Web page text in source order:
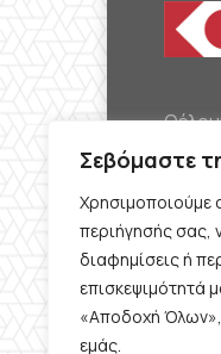
Σεβόμαστε
Χρησιμοποιούμε
περιήγησής σας,
διαφημίσεις ή
επισκεψιμότητά
«Αποδοχή Όλων»,
εμάς.
την